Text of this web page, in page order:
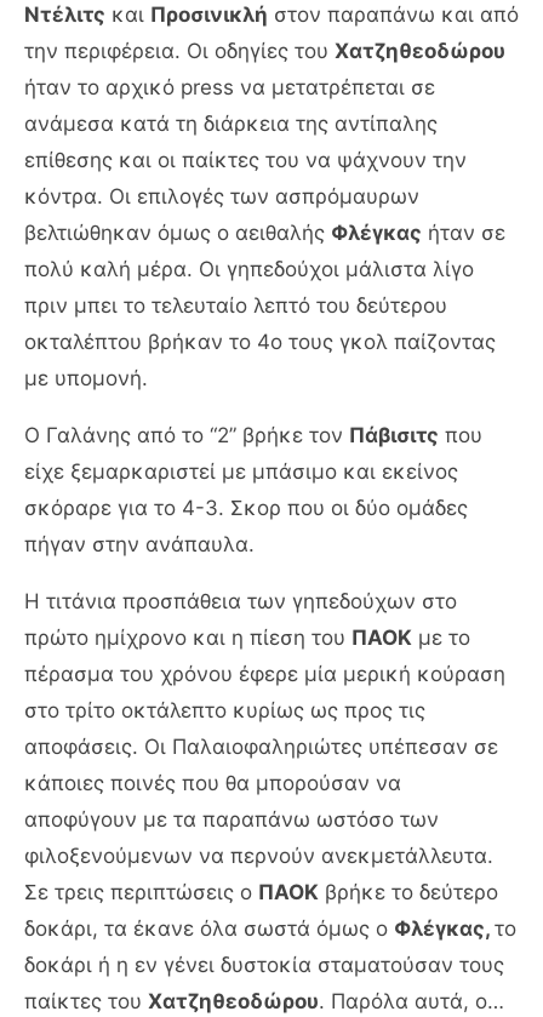
Ντέλιτς και Προσινικλή στον παραπάνω και από
την περιφέρεια. Οι οδηγίες του Χατζηθεοδώρου
ήταν το αρχικό press να μετατρέπεται σε
ανάμεσα κατά τη διάρκεια της αντίπαλης
επίθεσης και οι παίκτες του να ψάχνουν την
κόντρα. Οι επιλογές των ασπρόμαυρων
βελτιώθηκαν όμως ο αειθαλής Φλέγκας ήταν σε
πολύ καλή μέρα. Οι γηπεδούχοι μάλιστα λίγο
πριν μπει το τελευταίο λεπτό του δεύτερου
οκταλέπτου βρήκαν το 4ο τους γκολ παίζοντας
με υπομονή.
Ο Γαλάνης από το “2” βρήκε τον Πάβισιτς που
είχε ξεμαρκαριστεί με μπάσιμο και εκείνος
σκόραρε για το 4-3. Σκορ που οι δύο ομάδες
πήγαν στην ανάπαυλα.
Η τιτάνια προσπάθεια των γηπεδούχων στο
πρώτο ημίχρονο και η πίεση του ΠΑΟΚ με το
πέρασμα του χρόνου έφερε μία μερική κούραση
στο τρίτο οκτάλεπτο κυρίως ως προς τις
αποφάσεις. Οι Παλαιοφαληριώτες υπέπεσαν σε
κάποιες ποινές που θα μπορούσαν να
αποφύγουν με τα παραπάνω ωστόσο των
φιλοξενούμενων να περνούν ανεκμετάλλευτα.
Σε τρεις περιπτώσεις ο ΠΑΟΚ βρήκε το δεύτερο
δοκάρι, τα έκανε όλα σωστά όμως ο Φλέγκας, το
δοκάρι ή η εν γένει δυστοκία σταματούσαν τους
παίκτες του Χατζηθεοδώρου. Παρόλα αυτά, ο…